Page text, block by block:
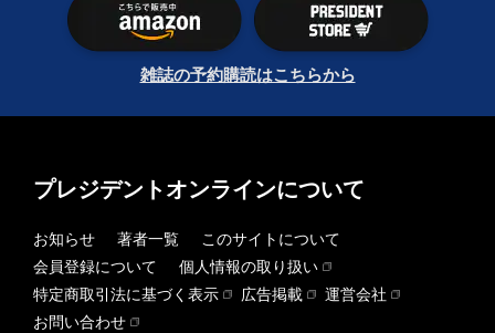
雑誌の予約購読はこちらから
プレジデントオンラインについて
お知らせ 著者一覧
このサイトについて
会員登録について
個人情報の取り扱い
特定商取引法に基づく表示
広告掲載
運営会社
お問い合わせ